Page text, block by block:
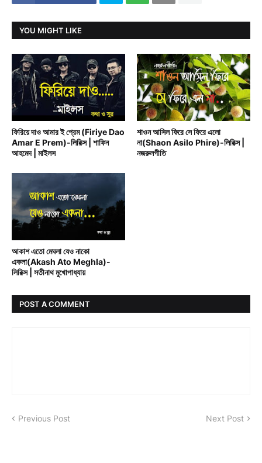
YOU MIGHT LIKE
BAND MUSIC
ফিরিয়ে দাও আমার ই প্রেম (Firiye Dao
Amar E Prem)-লিরিক্স | শাফিন
আহমেদ | মাইলস
BENGALI RAIN SONG
শাওন আসিল ফিরে সে ফিরে এলো
না(Shaon Asilo Phire)-লিরিক্স |
নজরুলগীতি
আকাশ এতো মেঘলা যেও নাকো
একলা(Akash Ato Meghla)-
লিরিক্স | সতীনাথ মুখোপাধ্যায়
POST A COMMENT
Previous Post Next Post